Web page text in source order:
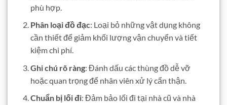
phù hợp.
Phân loại đồ đạc: Loại bỏ những vật dụng không
cần thiết để giảm khối lượng vận chuyển và tiết
kiệm chi phí.
Ghi chú rõ ràng: Đánh dấu các thùng đồ dễ vỡ
hoặc quan trọng để nhân viên xử lý cẩn thận.
Chuẩn bị lối đi: Đảm bảo lối đi tại nhà cũ và nhà